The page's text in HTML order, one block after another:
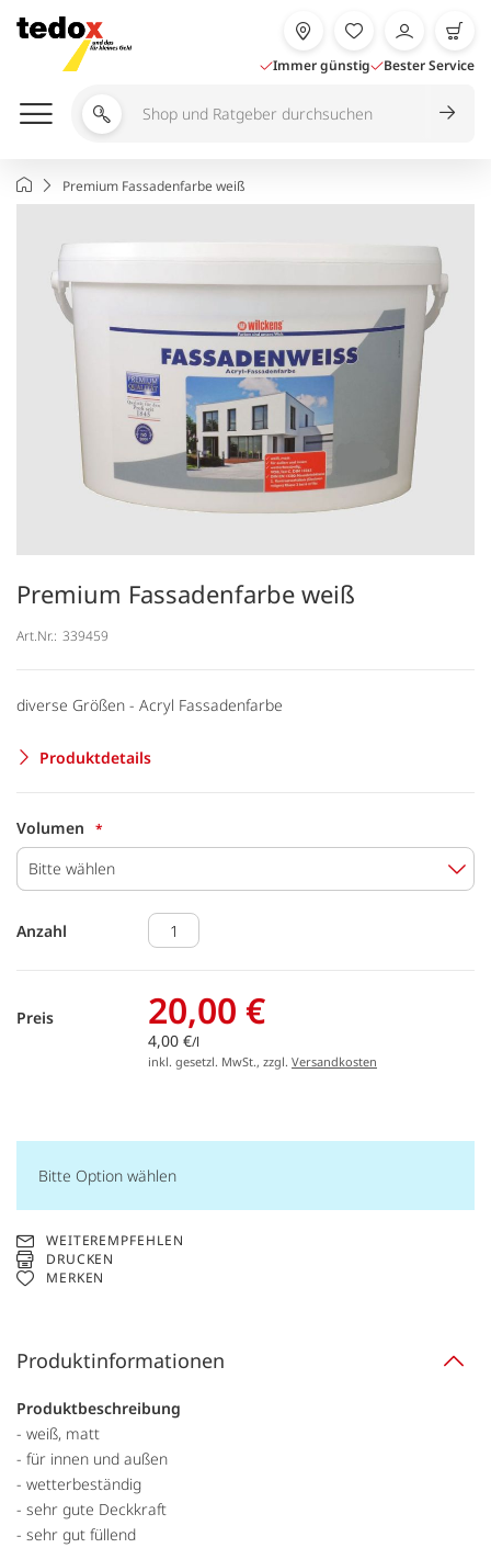
Inhalt
springen
Immer günstig Bester Service
Shop
durchsuchen
StartseitePremium Fassadenfarbe weiß
Premium Fassadenfarbe weiß
Art.Nr.: 339459
diverse Größen - Acryl Fassadenfarbe
Produktdetails
Volumen
Bitte wählen
Anzahl
Preis 20,00 €
4,00 €/l
inkl. gesetzl. MwSt., zzgl. Versandkosten
Bitte Option wählen
WEITEREMPFEHLEN
DRUCKEN
MERKEN
Produktinformationen
Produktbeschreibung
- weiß, matt
- für innen und außen
- wetterbeständig
- sehr gute Deckkraft
- sehr gut füllend